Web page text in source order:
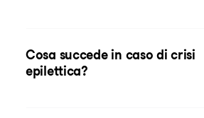
Cosa succede in caso di crisi
epilettica?